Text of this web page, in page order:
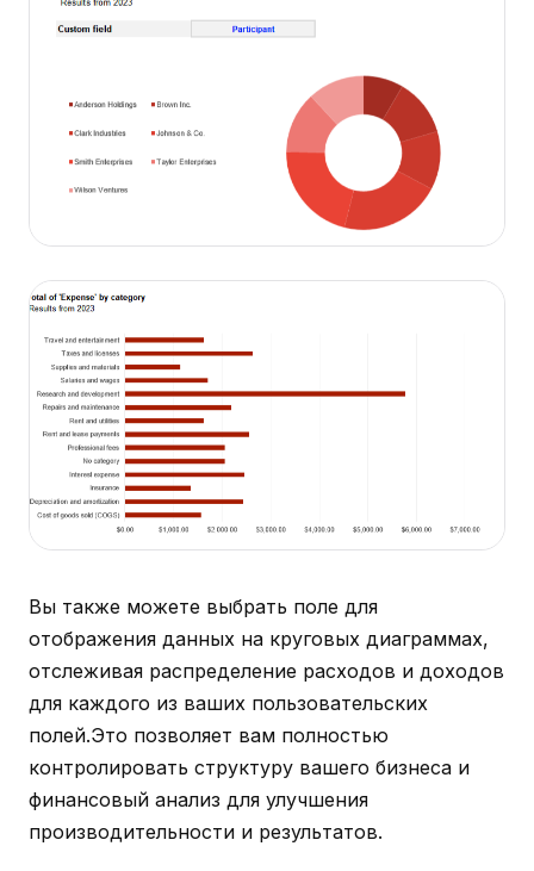
Вы также можете выбрать поле для
отображения данных на круговых диаграммах,
отслеживая распределение расходов и доходов
для каждого из ваших пользовательских
полей.Это позволяет вам полностью
контролировать структуру вашего бизнеса и
финансовый анализ для улучшения
производительности и результатов.